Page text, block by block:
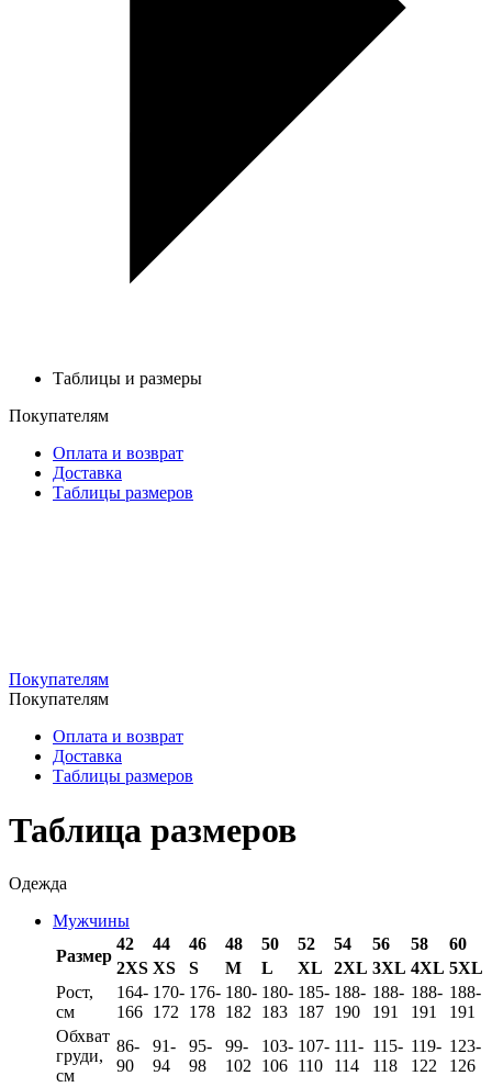
Таблицы и размеры
Покупателям
Оплата и возврат
Доставка
Таблицы размеров
Покупателям
Покупателям
Оплата и возврат
Доставка
Таблицы размеров
Таблица размеров
Одежда
Мужчины
Размер
42 44 46 48 50 52 54 56 58
60
2XS XS S M L XL 2XL 3XL 4XL 5XL
Рост,
см
164-
166
170-
172
176-
178
180-
182
180-
183
185-
187
188-
190
188-
191
188-
191
188-
191
Обхват
груди,
см
86-
90
91-
94
95-
98
99-
102
103-
106
107-
110
111-
114
115-
118
119-
122
123-
126